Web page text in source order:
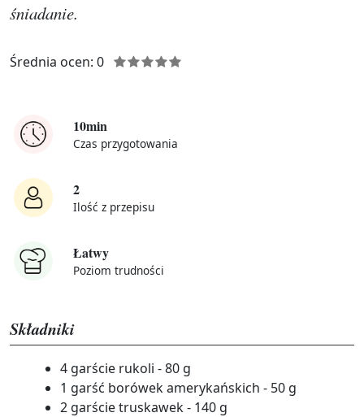
śniadanie.
Średnia ocen: 0
10min
Czas przygotowania
2
Ilość z przepisu
Łatwy
Poziom trudności
Składniki
4 garście rukoli - 80 g
1 garść borówek amerykańskich - 50 g
2 garście truskawek - 140 g